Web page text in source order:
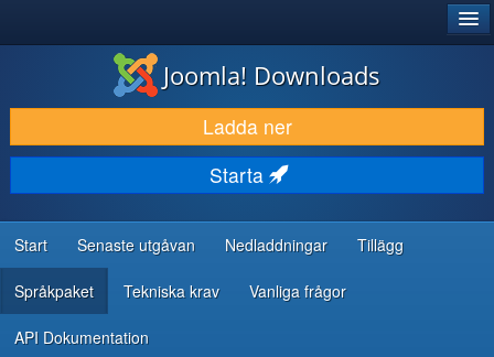
LADDA NER & UTÖKA
UPPTÄCK & LÄR
GEMENSKAP & SUPPORT
RESURSER FÖR UTVECKLARE
Joomla! Downloads
Ladda ner
Starta
Start Senaste utgåvan Nedladdningar Tillägg
Språkpaket Tekniska krav Vanliga frågor
API Dokumentation